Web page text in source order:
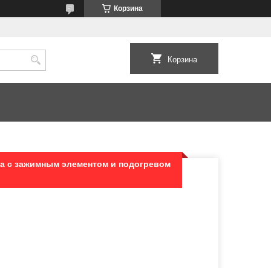
Корзина
Корзина
с зажимным элементом и подогревом